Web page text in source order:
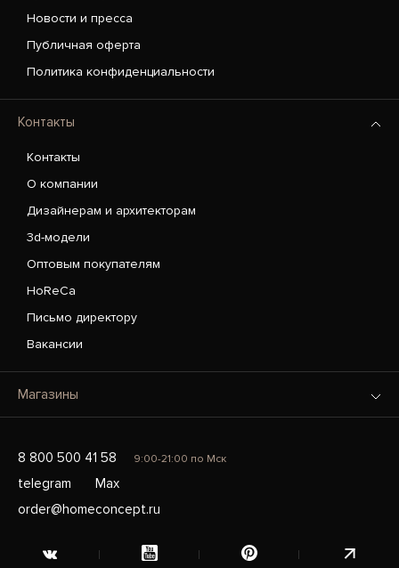
Новости и пресса
Публичная оферта
Политика конфиденциальности
Контакты
Контакты
О компании
Дизайнерам и архитекторам
3d-модели
Оптовым покупателям
HoReCa
Письмо директору
Вакансии
Магазины
8 800 500 41 58 9:00-21:00 по Мск
telegram
Max
order@homeconcept.ru